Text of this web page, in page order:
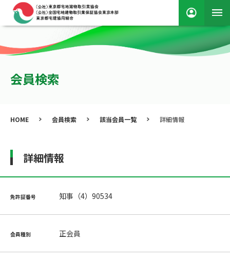
会員検索
HOME 会員検索 該当会員一覧 詳細情報
詳細情報
免許証番号 知事（4）90534
会員種別 正会員